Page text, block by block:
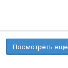
Посмотреть ещё